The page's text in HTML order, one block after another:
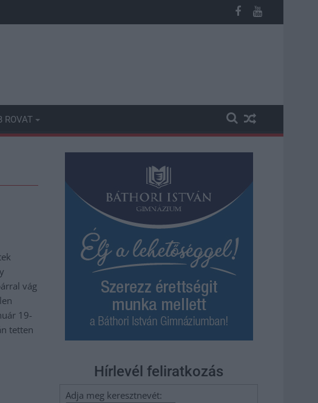
egyre több otthoni kútból fogy ki a víz
ROVAT
vág
19-
tetten
Hírlevél feliratkozás
Adja meg keresztnevét: